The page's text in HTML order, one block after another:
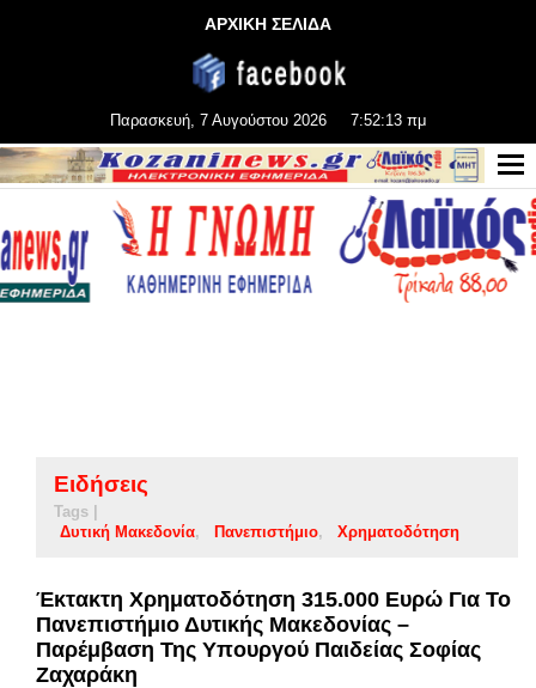
ΑΡΧΙΚΗ ΣΕΛΙΔΑ
Παρασκευή, 7 Αυγούστου 2026 7:52:13 πμ
Ειδήσεις
Tags |
Δυτική Μακεδονία
Πανεπιστήμιο Χρηματοδότηση
Έκτακτη Χρηματοδότηση 315.000 Ευρώ Για Το
Πανεπιστήμιο Δυτικής Μακεδονίας –
Παρέμβαση Της Υπουργού Παιδείας Σοφίας
Ζαχαράκη